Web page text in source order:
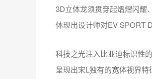
3D立体龙须贯穿起熠熠闪耀
体现出设计师对EV SPORT
科技之光注入比亚迪标识性
呈现出宋L独有的宽体视界